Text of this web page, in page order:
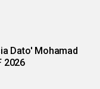
Dato' Mohamad
2026